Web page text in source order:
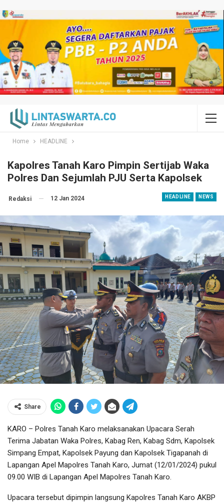
Home HEADLINE
Kapolres Tanah Karo Pimpin Sertijab Waka
Polres Dan Sejumlah PJU Serta Kapolsek
HEADLINE NEWS
Redaksi 12 Jan 2024
Share
KARO – Polres Tanah Karo melaksanakan Upacara Serah
Terima Jabatan Waka Polres, Kabag Ren, Kabag Sdm, Kapolsek
Simpang Empat, Kapolsek Payung dan Kapolsek Tigapanah di
Lapangan Apel Mapolres Tanah Karo, Jumat (12/01/2024) pukul
09.00 WIB di Lapangan Apel Mapolres Tanah Karo.
Upacara tersebut dipimpin langsung Kapolres Tanah Karo AKBP